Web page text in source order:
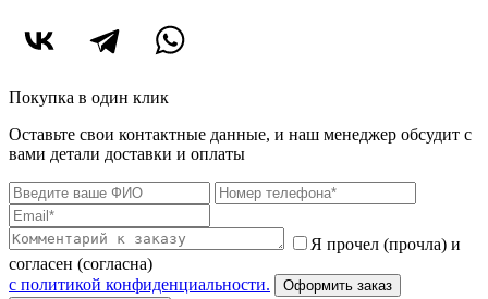
Покупка в один клик
Оставьте свои контактные данные, и наш менеджер обсудит с
вами детали доставки и оплаты
Я прочел (прочла) и
согласен (согласна)
c политикой конфиденциальности.
Оформить заказ